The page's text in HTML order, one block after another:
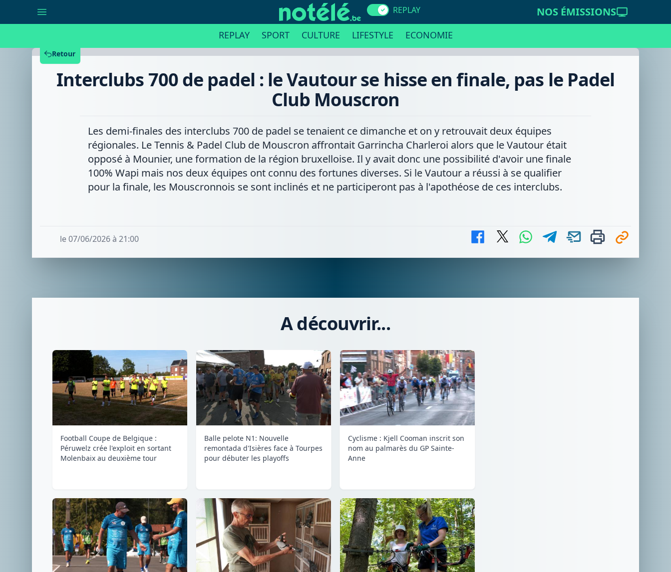
REPLAY NOS ÉMISSIONS
REPLAY SPORT CULTURE LIFESTYLE ECONOMIE
Retour
Interclubs 700 de padel : le Vautour se hisse en finale, pas le Padel
Club Mouscron
Les demi-finales des interclubs 700 de padel se tenaient ce dimanche et on y retrouvait deux équipes
régionales. Le Tennis & Padel Club de Mouscron affrontait Garrincha Charleroi alors que le Vautour était
opposé à Mounier, une formation de la région bruxelloise. Il y avait donc une possibilité d'avoir une finale
100% Wapi mais nos deux équipes ont connu des fortunes diverses. Si le Vautour a réussi à se qualifier
pour la finale, les Mouscronnois se sont inclinés et ne participeront pas à l'apothéose de ces interclubs.
le 07/06/2026 à 21:00
A découvrir...
Football Coupe de Belgique :
Péruwelz crée l'exploit en sortant
Molenbaix au deuxième tour
Balle pelote N1: Nouvelle
remontada d'Isières face à Tourpes
pour débuter les playoffs
Cyclisme : Kjell Cooman inscrit son
nom au palmarès du GP Sainte-
Anne